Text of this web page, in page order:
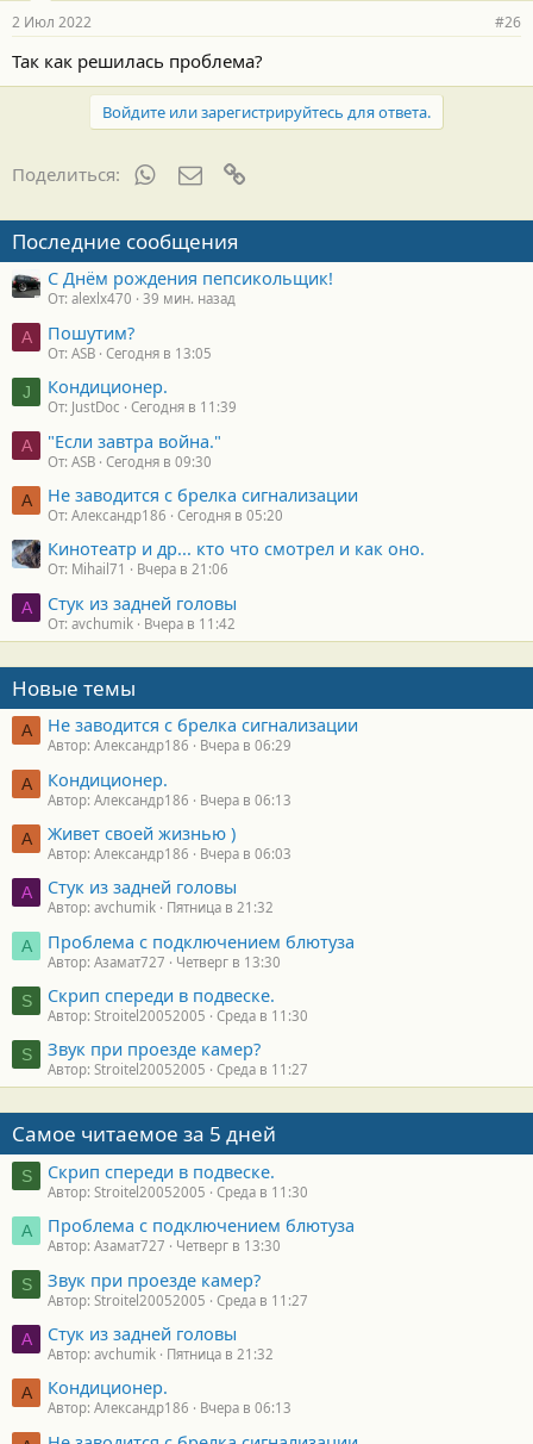
2 Июл 2022 #26
Так как решилась проблема?
Войдите или зарегистрируйтесь для ответа.
Поделиться: WhatsAppЭлектронная почта
Последние сообщения
С Днём рождения пепсикольщик!
От: alexlx470 39 мин. назад
A Пошутим?
От: ASB Сегодня в 13:05
J Кондиционер.
От: JustDoc Сегодня в 11:39
A "Если завтра война."
От: ASB Сегодня в 09:30
А Не заводится с брелка сигнализации
От: Александр186 Сегодня в 05:20
Кинотеатр и др... кто что смотрел и как оно.
От: Mihail71 Вчера в 21:06
A Стук из задней головы
От: avchumik Вчера в 11:42
Новые темы
А Не заводится с брелка сигнализации
Автор: Александр186 Вчера в 06:29
А Кондиционер.
Автор: Александр186 Вчера в 06:13
А Живет своей жизнью )
Автор: Александр186 Вчера в 06:03
A Стук из задней головы
Автор: avchumik Пятница в 21:32
А Проблема с подключением блютуза
Автор: Азамат727 Четверг в 13:30
S Скрип спереди в подвеске.
Автор: Stroitel20052005 Среда в 11:30
S Звук при проезде камер?
Автор: Stroitel20052005 Среда в 11:27
Самое читаемое за 5 дней
S Скрип спереди в подвеске.
Автор: Stroitel20052005 Среда в 11:30
А Проблема с подключением блютуза
Автор: Азамат727 Четверг в 13:30
S Звук при проезде камер?
Автор: Stroitel20052005 Среда в 11:27
A Стук из задней головы
Автор: avchumik Пятница в 21:32
А Кондиционер.
Автор: Александр186 Вчера в 06:13